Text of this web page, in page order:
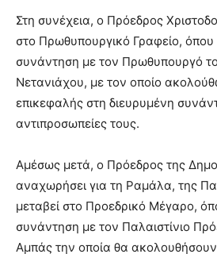
Στη συνέχεια, ο Πρόεδρος
στο Πρωθυπουργικό Γραφείο, όπου
συνάντηση με τον Πρωθυπουργό
Νετανιάχου, με τον οποίο
επικεφαλής στη διευρυμένη
αντιπροσωπείες τους.
Αμέσως μετά, ο Πρόεδρος της
αναχωρήσει για τη Ραμάλα, της
μεταβεί στο Προεδρικό Μέγαρο,
συνάντηση με τον Παλαιστίνιο
Αμπάς την οποία θα